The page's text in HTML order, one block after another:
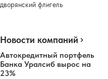
дворянский флигель
Новости компаний
Автокредитный портфель
Банка Уралсиб вырос на
23%